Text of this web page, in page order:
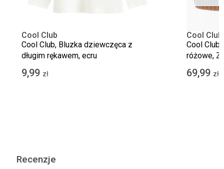
Cool Club
Cool Club, Bluzka dziewczęca z
długim rękawem, ecru
9,99 zł
Cool Club
Cool
różowe,
Barefoot
69,99 zł
Recenzje